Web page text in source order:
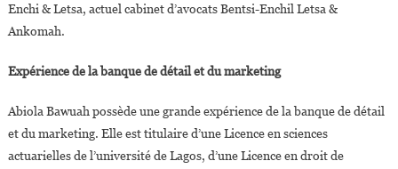
Enchi & Letsa, actuel cabinet d’avocats Bentsi-Enchil Letsa &
Ankomah.
Expérience de la banque de détail et du marketing
Abiola Bawuah possède une grande expérience de la banque de détail
et du marketing. Elle est titulaire d’une Licence en sciences
actuarielles de l’université de Lagos, d’une Licence en droit de